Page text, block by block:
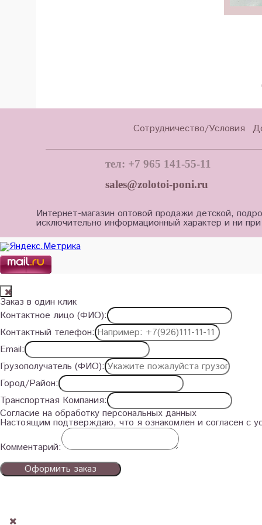
Сотрудничество/Условия
тел: +7 965 141-55-11
sales@zolotoi-poni.ru
Интернет-магазин оптовой продажи детской,
исключительно информационный характер и ни
Заказ в один клик
Контактное лицо (ФИО):
Контактный телефон:
Email:
Грузополучатель (ФИО):
Город/Район:
Транспортная Компания:
Согласие на обработку персональных данных
Настоящим подтверждаю, что я ознакомлен и согласен с
Комментарий:
Оформить заказ